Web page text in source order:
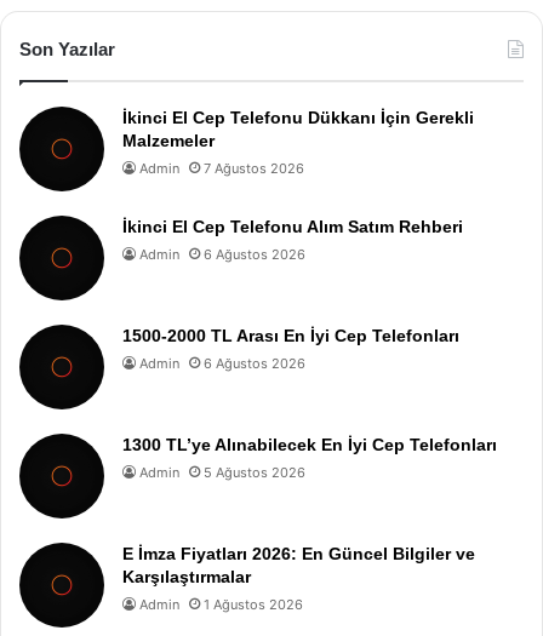
Son Yazılar
İkinci El Cep Telefonu Dükkanı İçin Gerekli
Malzemeler
Admin 7 Ağustos 2026
İkinci El Cep Telefonu Alım Satım Rehberi
Admin 6 Ağustos 2026
1500-2000 TL Arası En İyi Cep Telefonları
Admin 6 Ağustos 2026
1300 TL’ye Alınabilecek En İyi Cep Telefonları
Admin 5 Ağustos 2026
E İmza Fiyatları 2026: En Güncel Bilgiler ve
Karşılaştırmalar
Admin 1 Ağustos 2026